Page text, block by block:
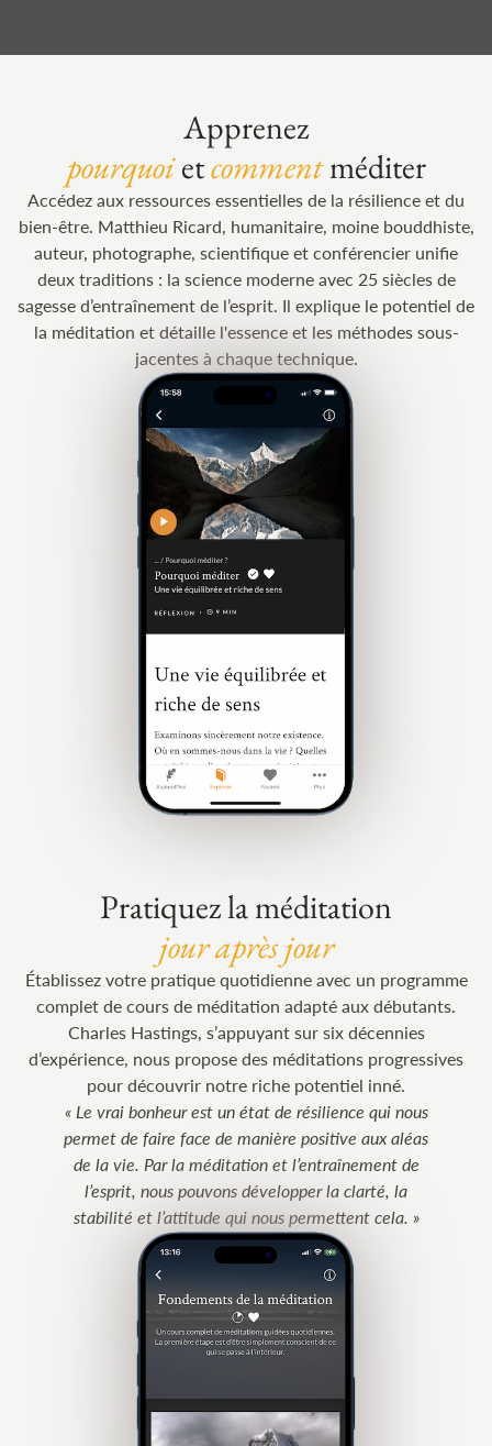
Apprenez
pourquoietcommentméditer
Accédez aux ressources essentielles de la résilience et du
bien-être. Matthieu Ricard, humanitaire, moine bouddhiste,
auteur, photographe, scientifique et conférencier unifie
deux traditions : la science moderne avec 25 siècles de
sagesse d’entraînement de l’esprit. Il explique le potentiel de
la méditation et détaille l'essence et les méthodes sous-
jacentes à chaque technique.
Pratiquez la méditation
jour après jour
Établissez votre pratique quotidienne avec un programme
complet de cours de méditation adapté aux débutants.
Charles Hastings, s’appuyant sur six décennies
d’expérience, nous propose des méditations progressives
pour découvrir notre riche potentiel inné.
Le vrai bonheur est un état de résilience qui nous
permet de faire face de manière positive aux aléas
de la vie. Par la méditation et l’entraînement de
l’esprit, nous pouvons développer la clarté, la
stabilité et l’attitude qui nous permettent cela.